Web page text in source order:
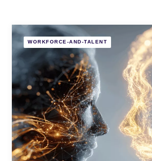
WORKFORCE-AND-TALENT